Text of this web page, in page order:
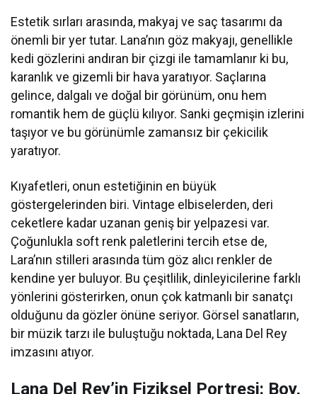
Estetik sırları arasında, makyaj ve saç tasarımı da
önemli bir yer tutar. Lana’nın göz makyajı, genellikle
kedi gözlerini andıran bir çizgi ile tamamlanır ki bu,
karanlık ve gizemli bir hava yaratıyor. Saçlarına
gelince, dalgalı ve doğal bir görünüm, onu hem
romantik hem de güçlü kılıyor. Sanki geçmişin izlerini
taşıyor ve bu görünümle zamansız bir çekicilik
yaratıyor.
Kıyafetleri, onun estetiğinin en büyük
göstergelerinden biri. Vintage elbiselerden, deri
ceketlere kadar uzanan geniş bir yelpazesi var.
Çoğunlukla soft renk paletlerini tercih etse de,
Lara’nın stilleri arasında tüm göz alıcı renkler de
kendine yer buluyor. Bu çeşitlilik, dinleyicilerine farklı
yönlerini gösterirken, onun çok katmanlı bir sanatçı
olduğunu da gözler önüne seriyor. Görsel sanatların,
bir müzik tarzı ile buluştuğu noktada, Lana Del Rey
imzasını atıyor.
Lana Del Rey’in Fiziksel Portresi: Boy,